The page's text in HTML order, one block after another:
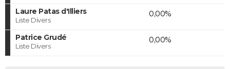
Laure Patas d'Illiers
Liste Divers
0,00%
Patrice Grudé
Liste Divers
0,00%